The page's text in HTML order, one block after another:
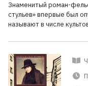
Знаменитый роман-
стульев» впервые был
называют в числе